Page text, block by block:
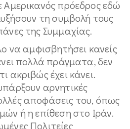
Αμερικανός πρόεδρος εδώ
τη συμβολή τους
της Συμμαχίας.
να αμφισβητήσει κανείς
πολλά πράγματα, δεν
ακριβώς έχει κάνει.
αρνητικές
αποφάσεις του, όπως
ή η επίθεση στο Ιράν.
Πολιτείες